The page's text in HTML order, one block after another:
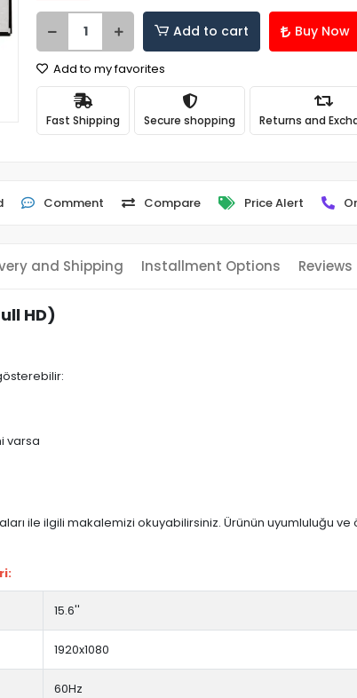
Add to cart Buy Now
Add to my favorites
Fast Shipping Secure shopping Returns and
Comment Compare Price Alert
and Shipping Installment Options Reviews
HD)
varsa
ile ilgili makalemizi okuyabilirsiniz. Ürünün uyumluluğu
15.6''
1920x1080
60Hz